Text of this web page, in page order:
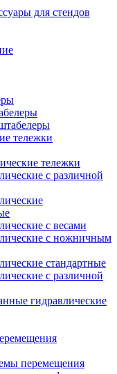
для стендов
тележки
тележки
с различной
с весами
с ножничным
стандартные
с различной
гидравлические
перемещения